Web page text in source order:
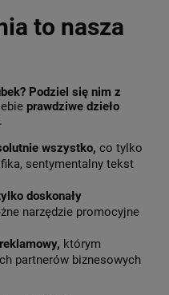
to nasza
Podziel się nim z
prawdziwe dzieło
wszystko, co tylko
sentymentalny tekst
doskonały
narzędzie promocyjne
którym
partnerów biznesowych